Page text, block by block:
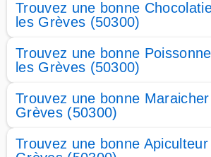
Trouvez une bonne
les Grèves (50300)
Trouvez une bonne
les Grèves (50300)
Trouvez une bonne
Grèves (50300)
Trouvez une bonne